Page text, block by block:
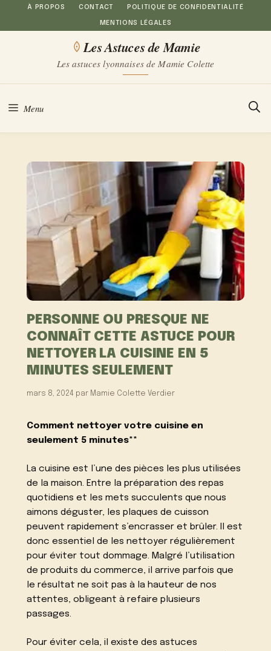
Aller
au
À PROPOS CONTACT POLITIQUE DE CONFIDENTIALITÉ
MENTIONS LÉGALES
Les Astuces de Mamie
Les astuces lyonnaises de Mamie Colette
Menu
PERSONNE OU PRESQUE NE
CONNAÎT CETTE ASTUCE POUR
NETTOYER LA CUISINE EN 5
MINUTES SEULEMENT
mars 8, 2024 par Mamie Colette Verdier
Comment nettoyer votre cuisine en
seulement 5 minutes**
La cuisine est l’une des pièces les plus utilisées
de la maison. Entre la préparation des repas
quotidiens et les mets succulents que nous
aimons déguster, les plaques de cuisson
peuvent rapidement s’encrasser et brûler. Il est
donc essentiel de les nettoyer régulièrement
pour éviter tout dommage. Malgré l’utilisation
de produits du commerce, il arrive parfois que
le résultat ne soit pas à la hauteur de nos
attentes, obligeant à refaire plusieurs
passages.
Pour éviter cela, il existe des astuces